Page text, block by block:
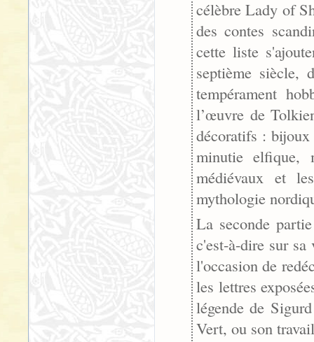
célèbre Lady of
des contes
cette liste
septième siècle,
tempérament
l’œuvre de
décoratifs :
minutie elfique,
médiévaux et
mythologie
La seconde
c'est-à-dire sur
l'occasion de
les lettres
légende de
Vert, ou son